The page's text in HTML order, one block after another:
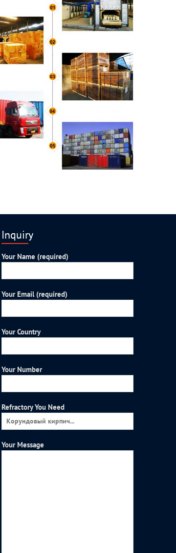
Inquiry
Your Name (required)
Your Email (required)
Your Country
Your Number
Refractory You Need
Your Message